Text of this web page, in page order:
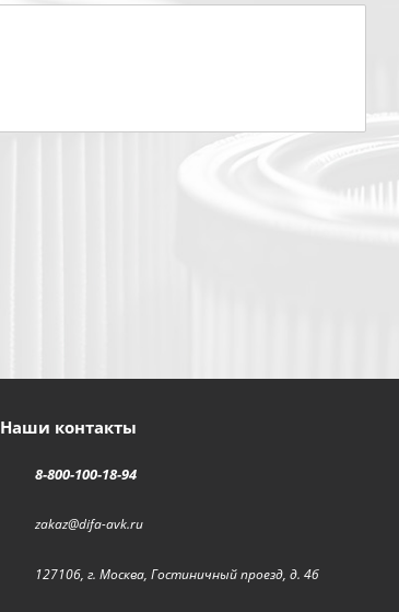
Наши контакты
8-800-100-18-94
zakaz@difa-avk.ru
127106, г. Москва, Гостиничный проезд, д. 4б